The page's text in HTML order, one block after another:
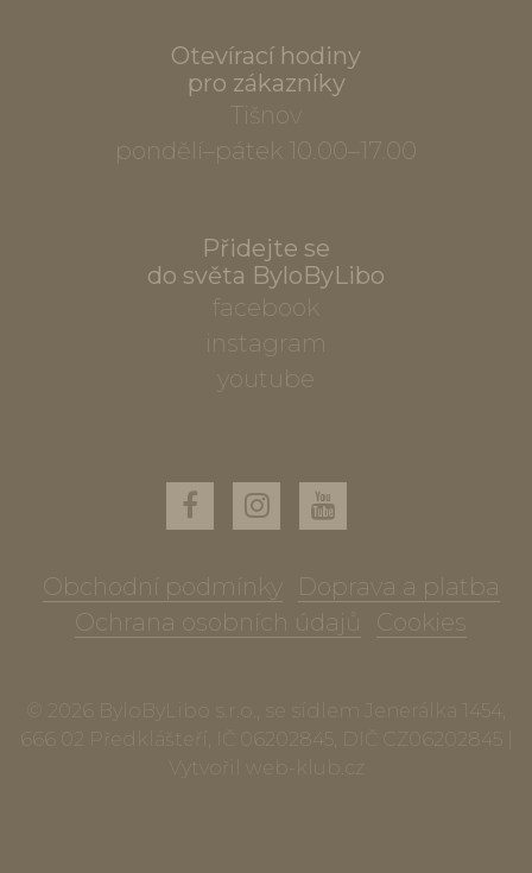
Otevírací hodiny
pro zákazníky
Tišnov
pondělí–pátek 10.00–17.00
Přidejte se
do světa ByloByLibo
facebook
instagram
youtube
Obchodní podmínky
Doprava a platba
Ochrana osobních údajů
Cookies
© 2026 ByloByLibo s.r.o., se sídlem Jenerálka 1454,
666 02 Předklášteří, IČ 06202845, DIČ CZ06202845 |
Vytvořil